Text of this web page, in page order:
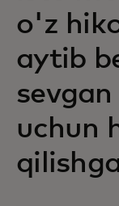
o'z
aytib
uchun